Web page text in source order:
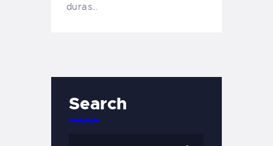
duras…
Search